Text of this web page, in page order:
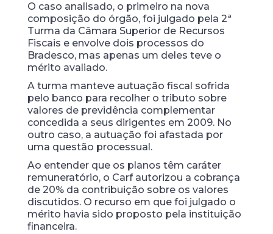
O caso analisado, o primeiro na nova
composição do órgão, foi julgado pela 2ª
Turma da Câmara Superior de Recursos
Fiscais e envolve dois processos do
Bradesco, mas apenas um deles teve o
mérito avaliado.
A turma manteve autuação fiscal sofrida
pelo banco para recolher o tributo sobre
valores de previdência complementar
concedida a seus dirigentes em 2009. No
outro caso, a autuação foi afastada por
uma questão processual.
Ao entender que os planos têm caráter
remuneratório, o Carf autorizou a cobrança
de 20% da contribuição sobre os valores
discutidos. O recurso em que foi julgado o
mérito havia sido proposto pela instituição
financeira.